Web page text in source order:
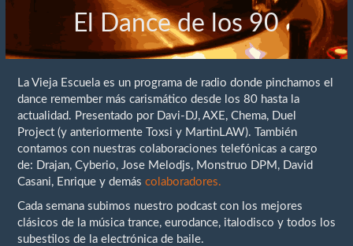
El Dance de los 90
La Vieja Escuela es un programa de radio donde pinchamos el
dance remember más carismático desde los 80 hasta la
actualidad. Presentado por Davi-DJ, AXE, Chema, Duel
Project (y anteriormente Toxsi y MartinLAW). También
contamos con nuestras colaboraciones telefónicas a cargo
de: Drajan, Cyberio, Jose Melodjs, Monstruo DPM, David
Casani, Enrique y demás colaboradores.
Cada semana subimos nuestro podcast con los mejores
clásicos de la música trance, eurodance, italodisco y todos los
subestilos de la electrónica de baile.